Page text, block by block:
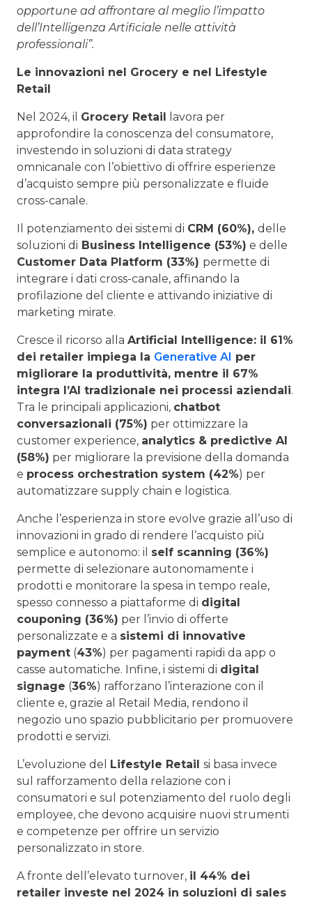
opportune ad affrontare al meglio l’impatto
dell’Intelligenza Artificiale nelle attività
professionali”.
Le innovazioni nel Grocery e nel Lifestyle
Retail
Nel 2024, il Grocery Retail lavora per
approfondire la conoscenza del consumatore,
investendo in soluzioni di data strategy
omnicanale con l’obiettivo di offrire esperienze
d’acquisto sempre più personalizzate e fluide
cross-canale.
Il potenziamento dei sistemi di CRM (60%), delle
soluzioni di Business Intelligence (53%) e delle
Customer Data Platform (33%) permette di
integrare i dati cross-canale, affinando la
profilazione del cliente e attivando iniziative di
marketing mirate.
Cresce il ricorso alla Artificial Intelligence: il 61%
dei retailer impiega la Generative AI per
migliorare la produttività, mentre il 67%
integra l’AI tradizionale nei processi aziendali.
Tra le principali applicazioni, chatbot
conversazionali (75%) per ottimizzare la
customer experience, analytics & predictive AI
(58%) per migliorare la previsione della domanda
e process orchestration system (42%) per
automatizzare supply chain e logistica.
Anche l’esperienza in store evolve grazie all’uso di
innovazioni in grado di rendere l’acquisto più
semplice e autonomo: il self scanning (36%)
permette di selezionare autonomamente i
prodotti e monitorare la spesa in tempo reale,
spesso connesso a piattaforme di digital
couponing (36%) per l’invio di offerte
personalizzate e a sistemi di innovative
payment (43%) per pagamenti rapidi da app o
casse automatiche. Infine, i sistemi di digital
signage (36%) rafforzano l’interazione con il
cliente e, grazie al Retail Media, rendono il
negozio uno spazio pubblicitario per promuovere
prodotti e servizi.
L’evoluzione del Lifestyle Retail si basa invece
sul rafforzamento della relazione con i
consumatori e sul potenziamento del ruolo degli
employee, che devono acquisire nuovi strumenti
e competenze per offrire un servizio
personalizzato in store.
A fronte dell’elevato turnover, il 44% dei
retailer investe nel 2024 in soluzioni di sales